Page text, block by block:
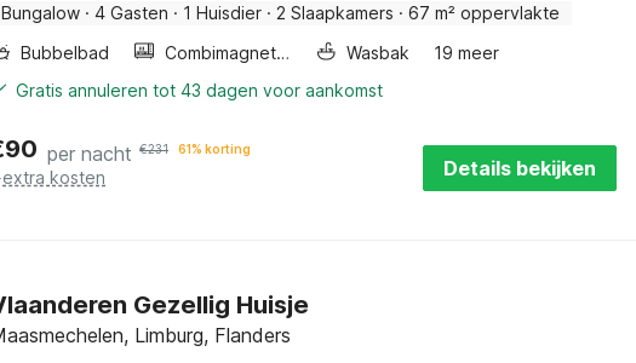
Bungalow · 4 Gasten · 1 Huisdier · 2 Slaapkamers · 67 m² oppervlakte
Bubbelbad
Combimagnetron Wasbak
19 meer
Gratis annuleren tot 43 dagen voor aankomst
90 per nacht €231 61% korting
extra kosten Details bekijken
Gezellig Huisje
Limburg, Flanders